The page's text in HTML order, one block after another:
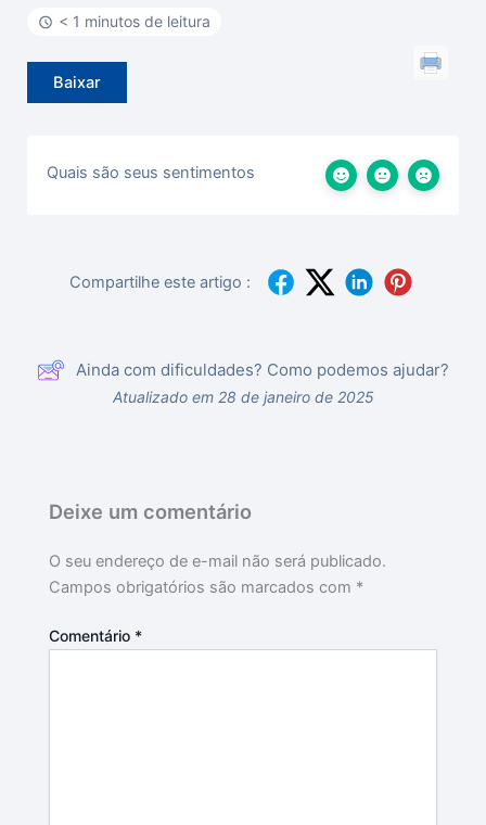
< 1 minutos de leitura
Baixar
Quais são seus sentimentos
Compartilhe este artigo :
Ainda com dificuldades? Como podemos ajudar?
Atualizado em 28 de janeiro de 2025
Deixe um comentário
O seu endereço de e-mail não será publicado.
Campos obrigatórios são marcados com *
Comentário *